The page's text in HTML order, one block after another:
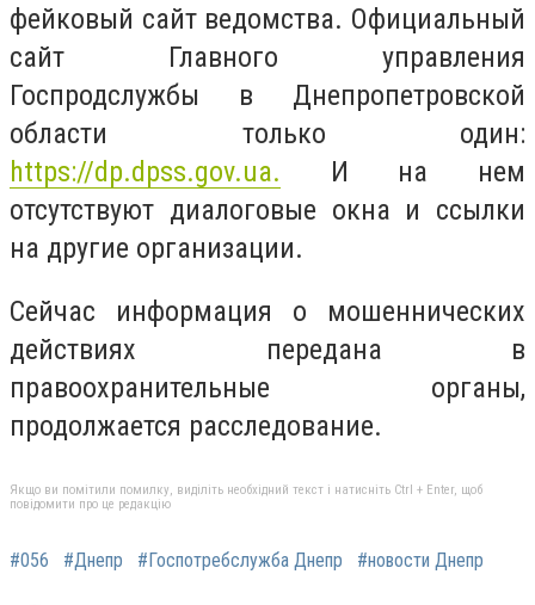
фейковый сайт ведомства. Официальный
сайт Главного управления
Госпродслужбы в Днепропетровской
области только один:
https://dp.dpss.gov.ua. И на нем
отсутствуют диалоговые окна и ссылки
на другие организации.
Сейчас информация о мошеннических
действиях передана в
правоохранительные органы,
продолжается расследование.
Якщо ви помітили помилку, виділіть необхідний текст і натисніть Ctrl + Enter, щоб
повідомити про це редакцію
#056 #Днепр #Госпотребслужба Днепр #новости Днепр